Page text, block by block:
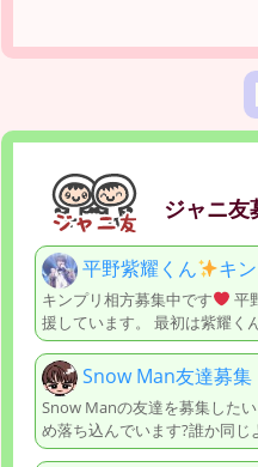
ジャニ友
平野紫耀くん キ
キンプリ相方募集中です
平
援しています。 最初は紫耀く
Snow Man友達募集
Snow Manの友達を募集した
め落ち込んでいます?誰か同じ